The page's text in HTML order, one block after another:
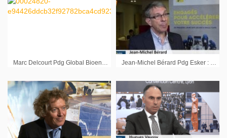
Marc Delcourt Pdg Global Bioenergies Jean-Michel Bérard Pdg Esker : « Nous sommes très confiants sur 2018 »